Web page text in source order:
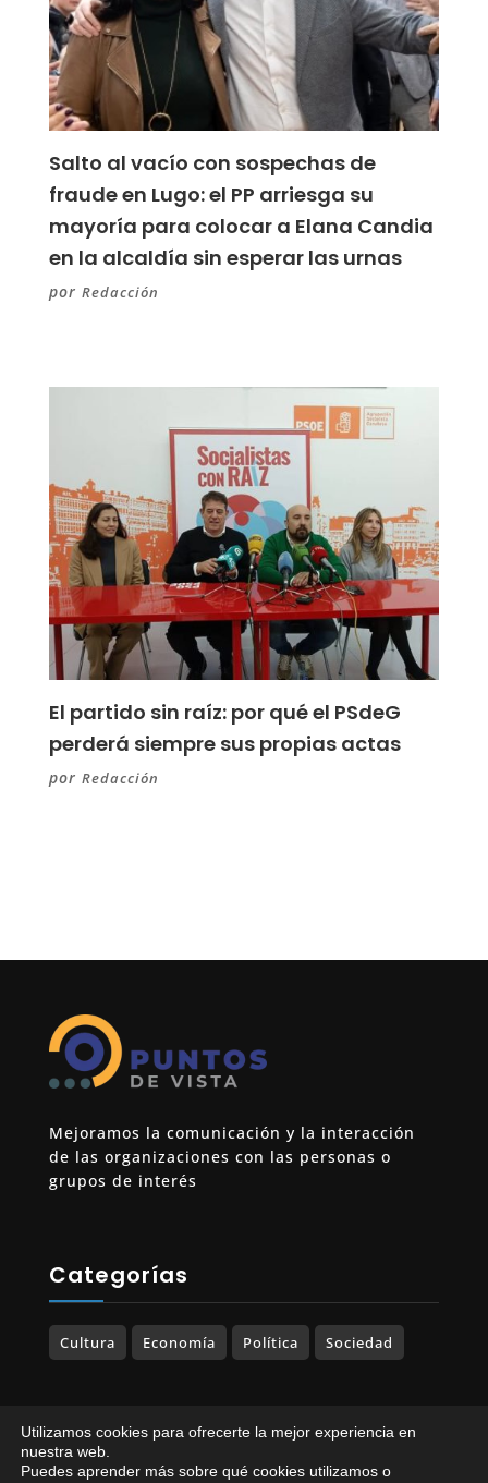
Salto al vacío con sospechas de
fraude en Lugo: el PP arriesga su
mayoría para colocar a Elana Candia
en la alcaldía sin esperar las urnas
por Redacción
El partido sin raíz: por qué el PSdeG
perderá siempre sus propias actas
por Redacción
Mejoramos la comunicación y la interacción
de las organizaciones con las personas o
grupos de interés
Categorías
Cultura Economía Política Sociedad
© 2023-2025 PUNTOS DE VISTA. Todos los
derechos reservados.
Utilizamos cookies para ofrecerte la mejor experiencia en
nuestra web.
Puedes aprender más sobre qué cookies utilizamos o